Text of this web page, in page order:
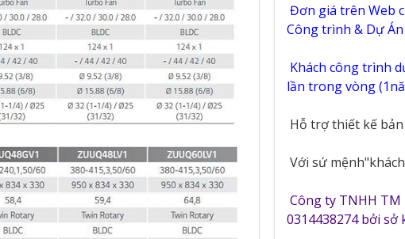
Đơn giá trên Web
Công trình & Dự Án
Khách công trình
lần trong vòng
Hỗ trợ thiết kế
Với sứ
Công ty TNHH TM
0314438274 bởi sở